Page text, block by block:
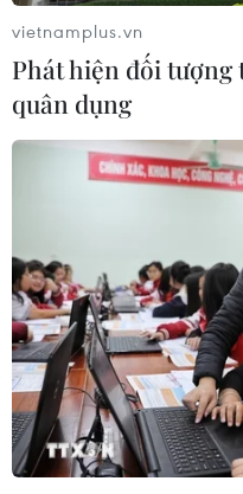
TIN CÙNG
Ngày hội Văn hóa dân
thứ 4 sẽ diễn ra tại Điện
tháng 10
07/08/2026 09:10
Bản Lồng - nơi văn
nhịp cùng du lịch
cổng trời Pha Đin
07/08/2026 08:31
vietnamplus.vn
Phát hiện đối
quân dụng